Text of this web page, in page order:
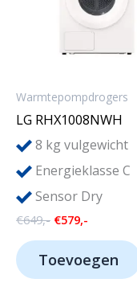
Warmtepompdrogers
LG RHX1008NWH
8 kg vulgewicht
Energieklasse C
Sensor Dry
€649,- Oorspronkelijke
€649,-.
€579,-
€579,-.
Toevoegen